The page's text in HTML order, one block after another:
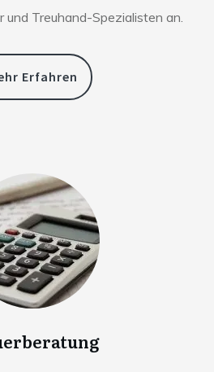
und Treuhand-Spezialisten an.
Erfahren